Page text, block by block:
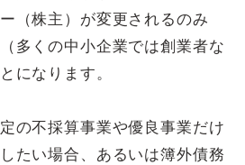
（株主）が変更されるのみ
多くの中小企業では創業者な
になります。
の不採算事業や優良事業だけ
たい場合、あるいは簿外債務